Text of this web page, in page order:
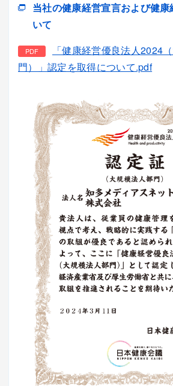
当社の健康経営宣言および健
いて
「健康経営優良法人2024
門）」認定を取得について.pdf